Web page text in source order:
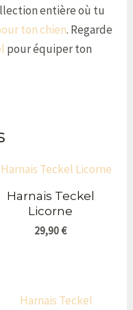
entière où tu
ton chien. Regarde
pour équiper ton
Harnais Teckel
Licorne
29,90€